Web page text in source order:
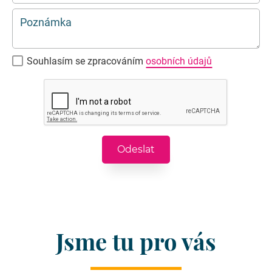
Poznámka
Souhlasím se zpracováním osobních údajů
Jsme tu pro vás